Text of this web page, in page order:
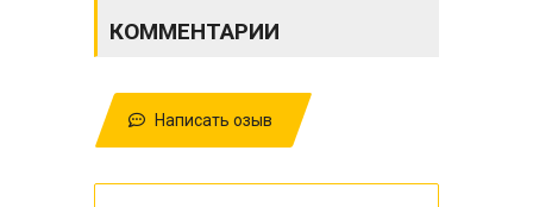
КОММЕНТАРИИ
Написать озыв